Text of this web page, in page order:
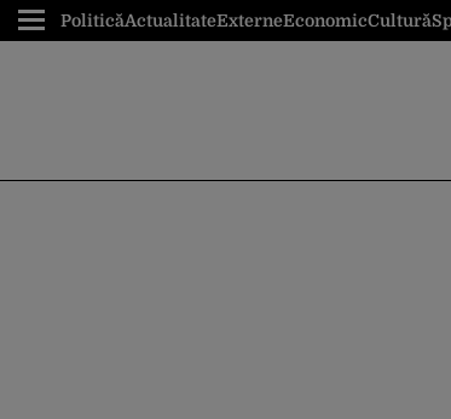
PoliticăActualitateExterneEconomicCultură